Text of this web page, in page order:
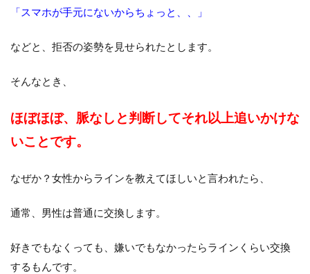
「スマホが手元にないからちょっと、、」
などと、拒否の姿勢を見せられたとします。
そんなとき、
ほぼほぼ、脈なしと判断してそれ以上追いかけな
いことです。
なぜか？女性からラインを教えてほしいと言われたら、
通常、男性は普通に交換します。
好きでもなくっても、嫌いでもなかったらラインくらい交換
するもんです。